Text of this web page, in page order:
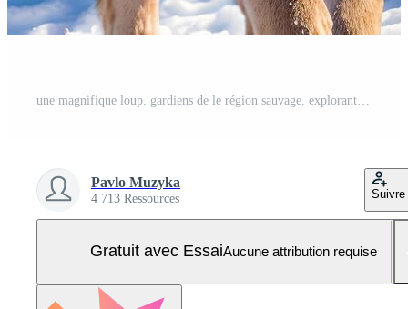
Pavlo Muzyka
4 713 Ressources Suivre
Gratuit avec EssaiAucune attribution requise